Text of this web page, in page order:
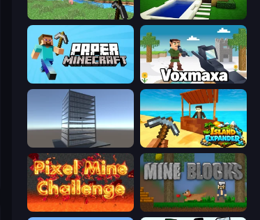
Mine Clone Craft World
Paper Minecraft Voxmaxa
Craft 3D Island Expander
Pixel Mine Challenge Mine Blocks